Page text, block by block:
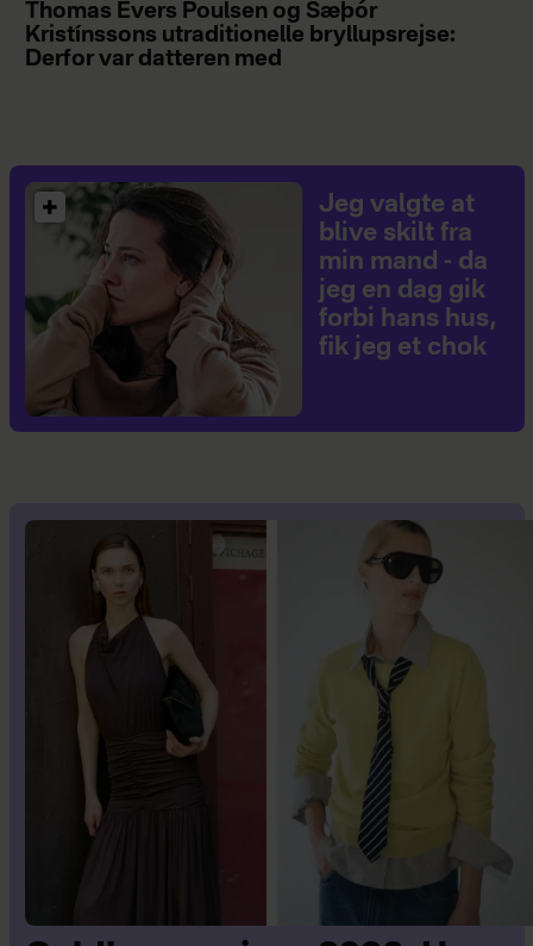
Thomas Evers Poulsen og Sæþór
Kristínssons utraditionelle bryllupsrejse:
Derfor var datteren med
Jeg valgte at
blive skilt fra
min mand - da
jeg en dag gik
forbi hans hus,
fik jeg et chok